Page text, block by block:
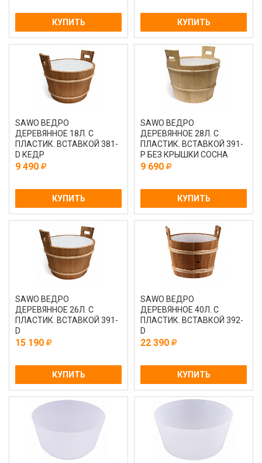
КУПИТЬ КУПИТЬ
SAWO ВЕДРО
ДЕРЕВЯННОЕ 18Л. С
ПЛАСТИК. ВСТАВКОЙ 381-
D КЕДР
9 490
КУПИТЬ
SAWO ВЕДРО
ДЕРЕВЯННОЕ 28Л. С
ПЛАСТИК. ВСТАВКОЙ 391-
P БЕЗ КРЫШКИ СОСНА
9 690
КУПИТЬ
SAWO ВЕДРО
ДЕРЕВЯННОЕ 26Л. С
ПЛАСТИК. ВСТАВКОЙ 391-
D
15 190
КУПИТЬ
SAWO ВЕДРО
ДЕРЕВЯННОЕ 40Л. С
ПЛАСТИК. ВСТАВКОЙ 392-
D
22 390
КУПИТЬ